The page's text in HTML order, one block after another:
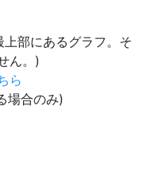
部にあるグラフ。そ
ん。)
ら
場合のみ)